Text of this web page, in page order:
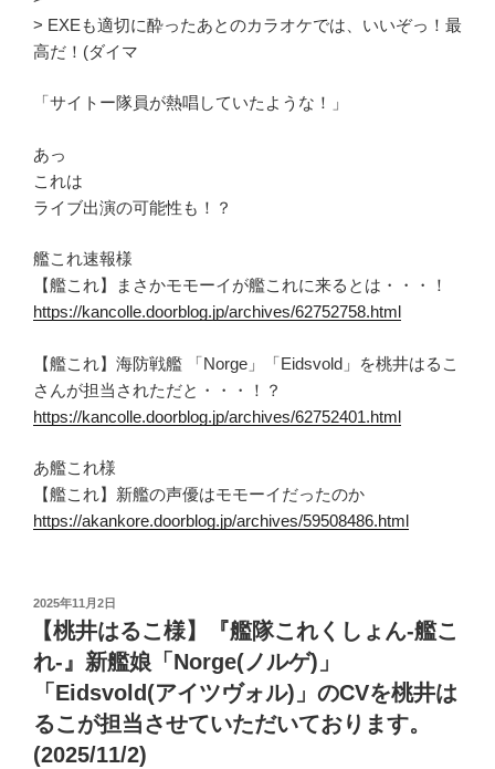
> EXEも適切に酔ったあとのカラオケでは、いいぞっ！最
高だ！(ダイマ
「サイトー隊員が熱唱していたような！」
あっ
これは
ライブ出演の可能性も！？
艦これ速報様
【艦これ】まさかモモーイが艦これに来るとは・・・！
https://kancolle.doorblog.jp/archives/62752758.html
【艦これ】海防戦艦 「Norge」「Eidsvold」を桃井はるこ
さんが担当されただと・・・！？
https://kancolle.doorblog.jp/archives/62752401.html
あ艦これ様
【艦これ】新艦の声優はモモーイだったのか
https://akankore.doorblog.jp/archives/59508486.html
投
日:
2025年11月2日
【桃井はるこ様】『艦隊これくしょん-艦こ
れ-』新艦娘「Norge(ノルゲ)」
「Eidsvold(アイツヴォル)」のCVを桃井は
るこが担当させていただいております。
(2025/11/2)